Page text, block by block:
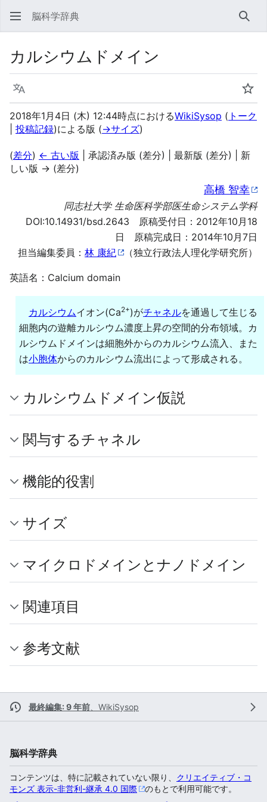
脳科学辞典 検索
カルシウムドメイン
言語
ウ
2018年1月4日 (木) 12:44時点におけるWikiSysop ( トーク
投稿記録)による版 (→サイズ)
(差分) ← 古い版 | 承認済み版 (差分) | 最新版 (差分) | 新
しい版 → (差分)
高橋 智幸
同志社大学 生命医科学部医生命システム学科
DOI:10.14931/bsd.2643 原稿受付日：2012年10月18
日 原稿完成日：2014年10月7日
担当編集委員： 林 康紀 （独立行政法人理化学研究所）
英語名：Calcium domain
カルシウムイオン(Ca2+)がチャネルを通過して生じる
細胞内の遊離カルシウム濃度上昇の空間的分布領域。カ
ルシウムドメインは細胞外からのカルシウム流入、また
は小胞体からのカルシウム流出によって形成される。
カルシウムドメイン仮説
関与するチャネル
機能的役割
サイズ
マイクロドメインとナノドメイン
関連項目
参考文献
最終編集: 9 年前 WikiSysop
脳科学辞典
コンテンツは、特に記載されていない限り、 クリエイティブ・コ
モンズ 表示-非営利-継承 4.0 国際
のもとで利用可能です。